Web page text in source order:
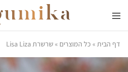
Megumika
…
It's
all
about
how
דף הבית » כל המוצרים »שרשרת Lisa Liza